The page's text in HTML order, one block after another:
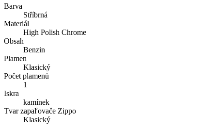
Barva
Stříbrná
Materiál
High Polish Chrome
Obsah
Benzin
Plamen
Klasický
Počet plamenů
1
Iskra
kamínek
Tvar zapaľovače Zippo
Klasický